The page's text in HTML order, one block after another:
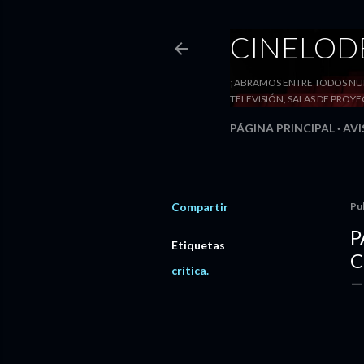
¡ABRAMOS ENTRE TODOS
TELEVISIÓN, SALAS DE
PÁGINA PRINCIPAL
Compartir
Etiquetas
crítica.